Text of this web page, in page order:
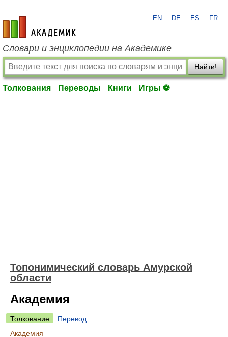
academic.ru
EN DE ES FR
Словари и энциклопедии на Академике
Найти!
Толкования Переводы Книги Игры ⚽
Топонимический словарь Амурской
области
Академия
Толкование
Перевод
Академия